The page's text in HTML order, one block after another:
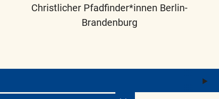
Christlicher Pfadfinder*innen Berlin-
Brandenburg